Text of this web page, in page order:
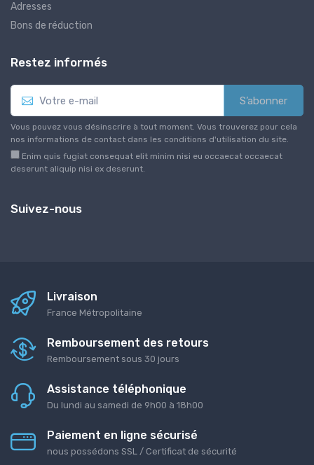
Adresses
Bons de réduction
Restez informés
S’abonner
Vous pouvez vous désinscrire à tout moment. Vous trouverez pour cela
nos informations de contact dans les conditions d'utilisation du site.
Enim quis fugiat consequat elit minim nisi eu occaecat occaecat
deserunt aliquip nisi ex deserunt.
Suivez-nous
Livraison
France Métropolitaine
Remboursement des retours
Remboursement sous 30 jours
Assistance téléphonique
Du lundi au samedi de 9h00 à 18h00
Paiement en ligne sécurisé
nous possédons SSL / Certificat de sécurité